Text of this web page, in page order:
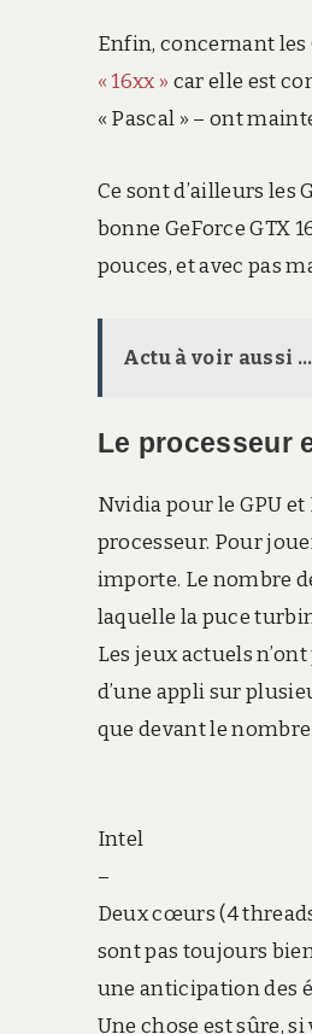
Enfin, concernant les
« 16xx » car elle est
« Pascal » – ont
Ce sont d’ailleurs les
bonne GeForce GTX
pouces, et avec pas
Actu à voir aussi ...
Le processeur
Nvidia pour le GPU
processeur. Pour
importe. Le nombre
laquelle la puce
Les jeux actuels
d’une appli sur
que devant le
Intel
–
Deux cœurs (4
sont pas toujours
une anticipation des
Une chose est sûre,